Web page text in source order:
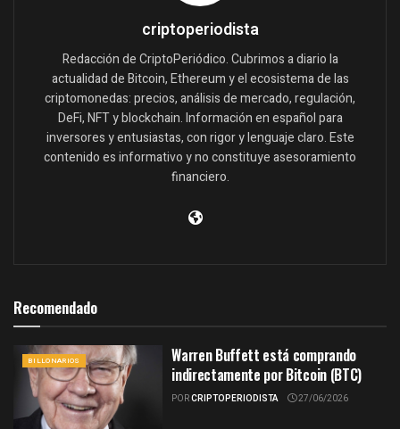
criptoperiodista
Redacción de CriptoPeriódico. Cubrimos a diario la
actualidad de Bitcoin, Ethereum y el ecosistema de las
criptomonedas: precios, análisis de mercado, regulación,
DeFi, NFT y blockchain. Información en español para
inversores y entusiastas, con rigor y lenguaje claro. Este
contenido es informativo y no constituye asesoramiento
financiero.
Recomendado
BILLONARIOS
Warren Buffett está comprando
indirectamente por Bitcoin (BTC)
PORCRIPTOPERIODISTA 27/06/2026